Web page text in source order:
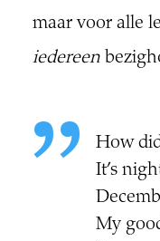
maar voor alle
iedereen
How
It’s
My